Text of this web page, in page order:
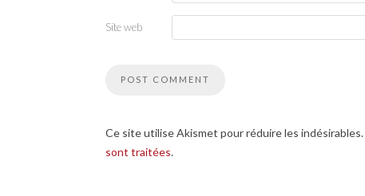
Site web
Ce site utilise Akismet pour réduire les indésirables.
sont traitées.